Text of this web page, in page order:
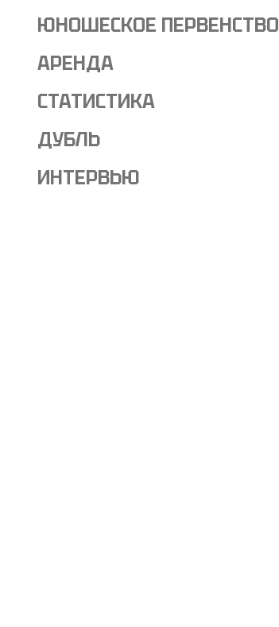
ЮНОШЕСКОЕ ПЕРВЕНСТВО
АРЕНДА
СТАТИСТИКА
ДУБЛЬ
ИНТЕРВЬЮ